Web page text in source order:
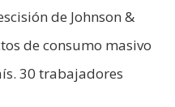
de Johnson &
de consumo masivo
30 trabajadores